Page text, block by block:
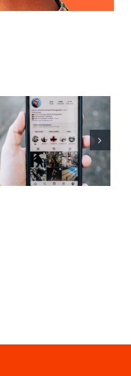
Las 3
mejores
plataformas
para
programar
publicaciones